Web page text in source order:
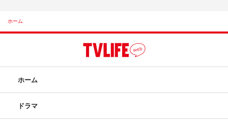
ホーム
ホーム
ドラマ